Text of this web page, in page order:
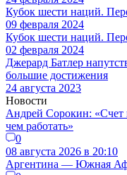
Кубок шести наций.
09 февраля 2024
Кубок шести наций.
02 февраля 2024
Джерард Батлер
большие достижения
24 августа 2023
Новости
Андрей Сорокин: «Счет
чем работать»
0
08 августа 2026 в 20:10
Аргентина — Южная